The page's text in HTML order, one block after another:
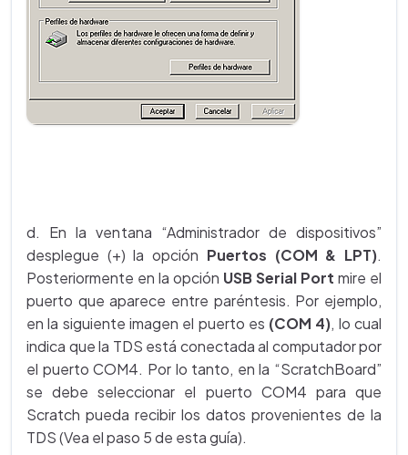
d. En la ventana “Administrador de dispositivos”
desplegue (+) la opción Puertos (COM & LPT).
Posteriormente en la opción USB Serial Port mire el
puerto que aparece entre paréntesis. Por ejemplo,
en la siguiente imagen el puerto es (COM 4), lo cual
indica que la TDS está conectada al computador por
el puerto COM4. Por lo tanto, en la “ScratchBoard”
se debe seleccionar el puerto COM4 para que
Scratch pueda recibir los datos provenientes de la
TDS (Vea el paso 5 de esta guía).